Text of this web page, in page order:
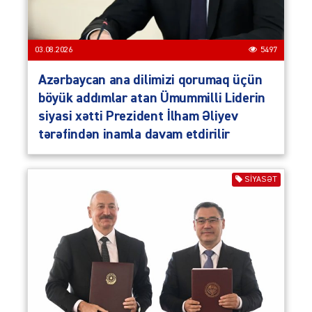
03.08.2026 5497
Azərbaycan ana dilimizi qorumaq üçün
böyük addımlar atan Ümummilli Liderin
siyasi xətti Prezident İlham Əliyev
tərəfindən inamla davam etdirilir
SIYASƏT